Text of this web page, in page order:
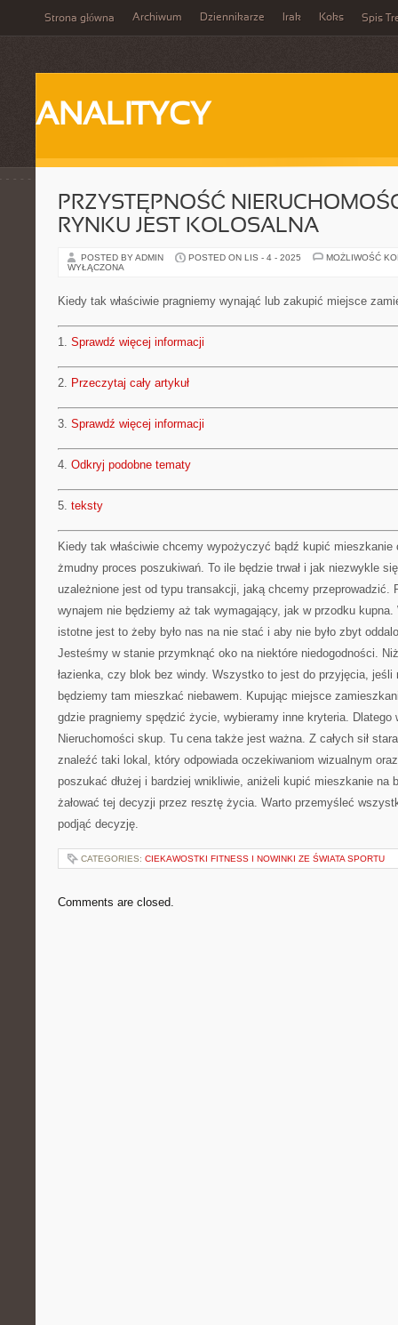
Strona główna Archiwum Dziennikarze Irak Koks Spis
ANALITYCY
PRZYSTĘPNOŚĆ
RYNKU JEST KOLOSALNA
POSTED BY ADMIN POSTED ON LIS - 4 - 2025
MOŻLIWOŚĆ
WYŁĄCZONA
Kiedy tak właściwie pragniemy wynająć lub zakupić miejsce
1. Sprawdź więcej informacji
2. Przeczytaj cały artykuł
3. Sprawdź więcej informacji
4. Odkryj podobne tematy
5. teksty
Kiedy tak właściwie chcemy wypożyczyć bądź kupić
żmudny proces poszukiwań. To ile będzie trwał i jak niezwykle
uzależnione jest od typu transakcji, jaką chcemy przeprowadzić.
wynajem nie będziemy aż tak wymagający, jak w przodku
istotne jest to żeby było nas na nie stać i aby nie było zbyt
Jesteśmy w stanie przymknąć oko na niektóre niedogodności.
łazienka, czy blok bez windy. Wszystko to jest do przyjęcia,
będziemy tam mieszkać niebawem. Kupując miejsce
gdzie pragniemy spędzić życie, wybieramy inne kryteria. Dlatego
Nieruchomości skup. Tu cena także jest ważna. Z całych sił
znaleźć taki lokal, który odpowiada oczekiwaniom wizualnym
poszukać dłużej i bardziej wnikliwie, aniżeli kupić mieszkanie na
żałować tej decyzji przez resztę życia. Warto przemyśleć
podjąć decyzję.
CATEGORIES: CIEKAWOSTKI FITNESS I NOWINKI ZE ŚWIATA SPORTU
Comments are closed.